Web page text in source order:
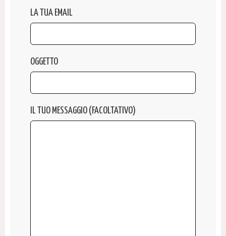
LA TUA EMAIL
OGGETTO
IL TUO MESSAGGIO (FACOLTATIVO)